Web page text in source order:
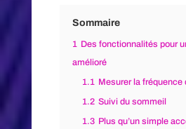
Sommaire
1 Des fonctionnalités pour
amélioré
1.1 Mesurer la fréquence
1.2 Suivi du sommeil
1.3 Plus qu’un simple